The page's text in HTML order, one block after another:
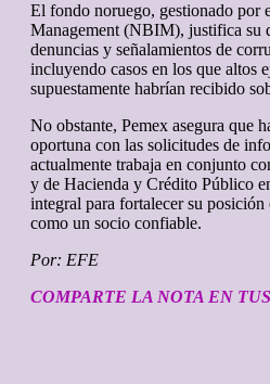
El fondo noruego, gestionado por
Management (NBIM), justifica su
denuncias y señalamientos de
incluyendo casos en los que altos
supuestamente habrían recibido
No obstante, Pemex asegura que
oportuna con las solicitudes de
actualmente trabaja en conjunto
y de Hacienda y Crédito Público
integral para fortalecer su
como un socio confiable.
Por: EFE
COMPARTE LA NOTA EN